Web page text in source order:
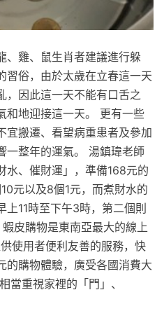
、雞、鼠生肖者建議進行躲
習俗，由於太歲在立春這一天
，因此這一天不能有口舌之
和地迎接這一天。 更有一些
宜搬遷、看望病重患者及參加
一整年的運氣。 湯鎮瑋老師
水、催財運」，準備168元的
元以及8個1元，而煮財水的
11時至下午3時，第二個則
皮購物是東南亞最大的線上
使用者便利友善的服務，快
的購物體驗，廣受各國消費大
當重視家裡的「門」、